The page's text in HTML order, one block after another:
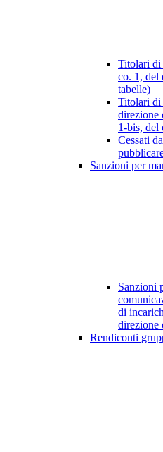
Titolari di
co. 1, del
tabelle)
Titolari di
direzione
1-bis, del
Cessati
Sanzioni per
Sanzioni
di
direzione
Rendiconti